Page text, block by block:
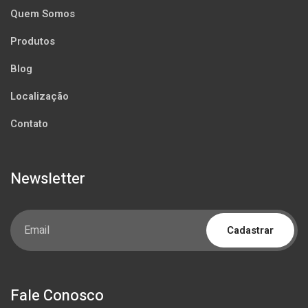
Quem Somos
Produtos
Blog
Localização
Contato
Newsletter
Cadastrar
Fale Conosco